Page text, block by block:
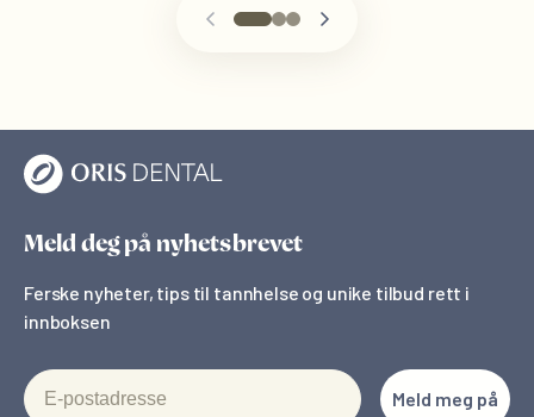
Meld deg på nyhetsbrevet
Ferske nyheter, tips til tannhelse og unike tilbud rett i
innboksen
E-postadresse
Meld meg på